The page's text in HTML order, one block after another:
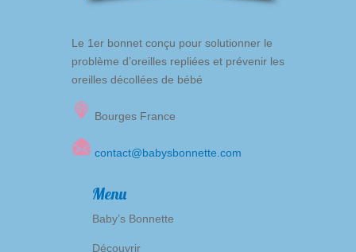
Le 1er bonnet conçu pour solutionner le
problème d’oreilles repliées et prévenir les
oreilles décollées de bébé
Bourges France
contact@babysbonnette.com
Menu
Baby’s Bonnette
Découvrir